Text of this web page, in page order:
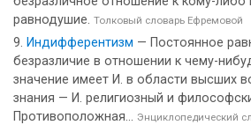
равнодушие. Толковый словарь Ефремовой
Индифферентизм — Постоянное
безразличие в отношении к чему-
значение имеет И. в области высших
знания — И. религиозный и
Противоположная... Энциклопедический